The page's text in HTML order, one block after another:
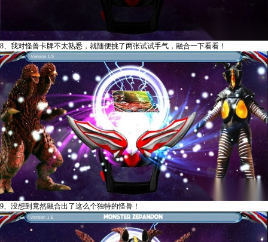
8、我对怪兽卡牌不太熟悉，就随便挑了两张试试手气，融合一下看看！
9、没想到竟然融合出了这么个独特的怪兽！